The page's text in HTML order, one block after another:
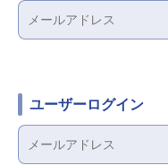
ユーザーログイン